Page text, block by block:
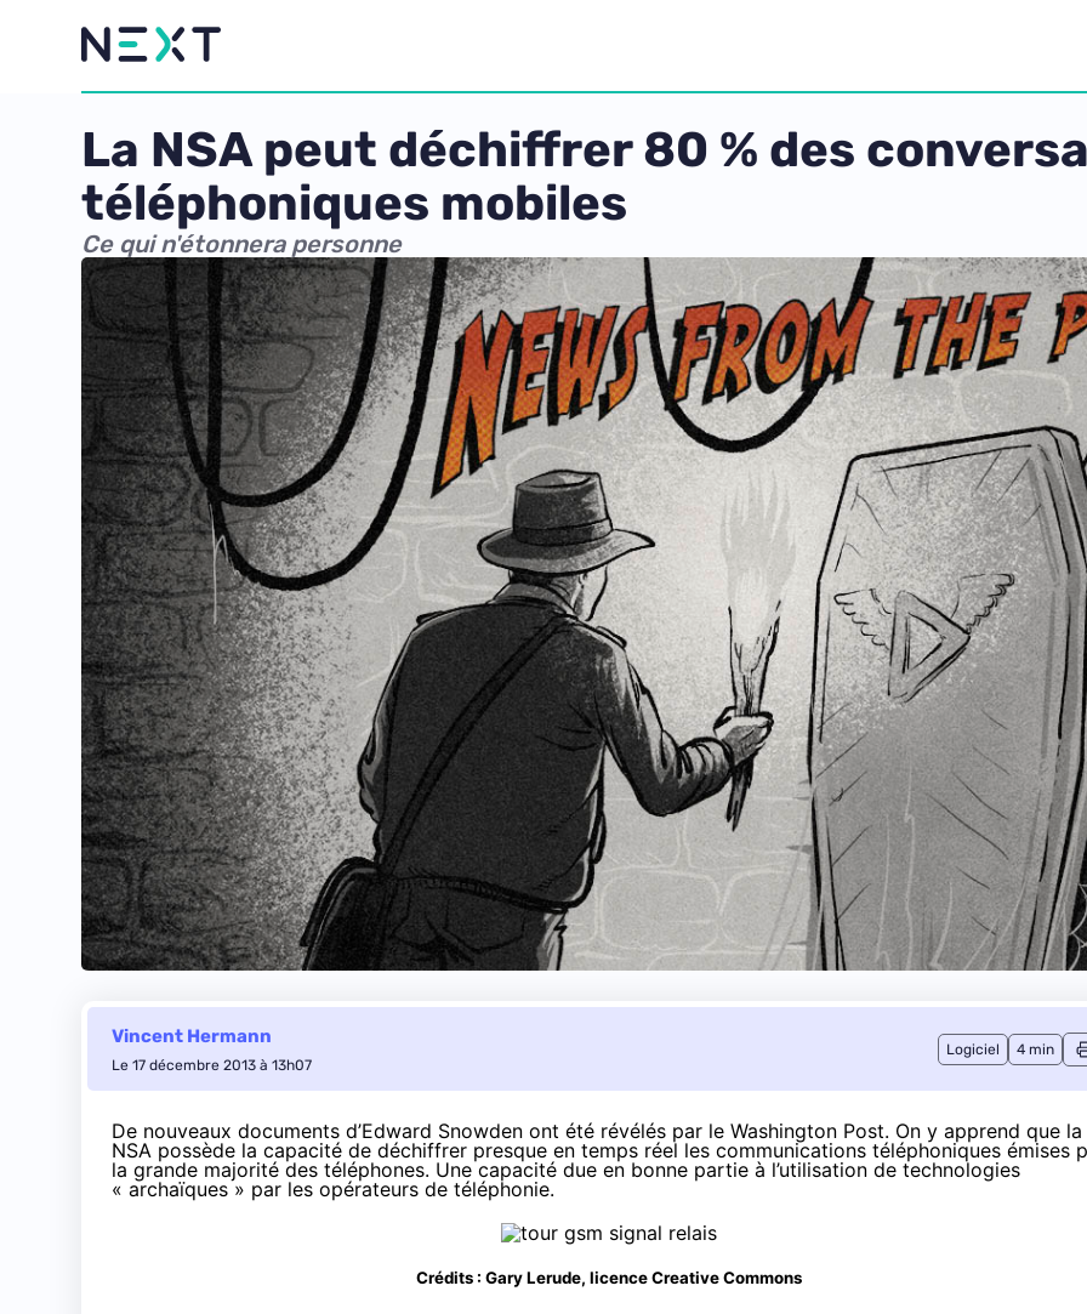
La NSA peut déchiffrer 80 % des
téléphoniques mobiles
Ce qui n'étonnera personne
Vincent Hermann
Le 17 décembre 2013 à 13h07
Logiciel 4 min
De nouveaux documents d’Edward Snowden ont été révélés par le Washington Post. On y apprend que la
NSA possède la capacité de déchiffrer presque en temps réel les communications téléphoniques émises
la grande majorité des téléphones. Une capacité due en bonne partie à l’utilisation de technologies
« archaïques » par les opérateurs de téléphonie.
Crédits : Gary Lerude, licence Creative Commons